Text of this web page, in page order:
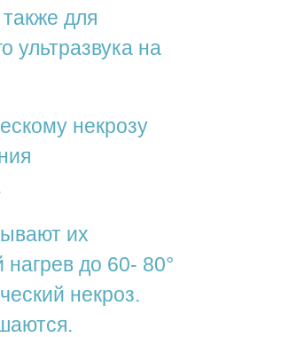
для
ультразвука на
некрозу
их
до 60- 80°
некроз.